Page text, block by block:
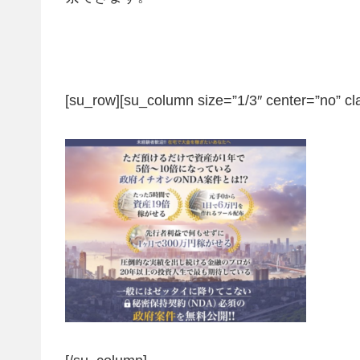
[su_row][su_column size=”1/3″ center=”no”